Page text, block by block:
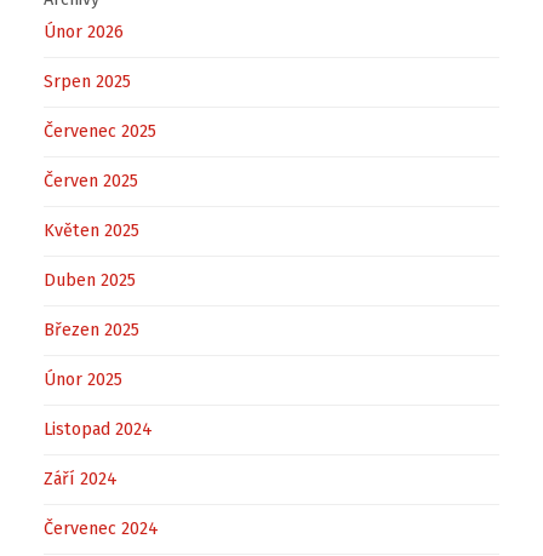
Únor 2026
Srpen 2025
Červenec 2025
Červen 2025
Květen 2025
Duben 2025
Březen 2025
Únor 2025
Listopad 2024
Září 2024
Červenec 2024